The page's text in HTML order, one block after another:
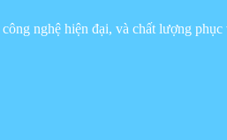
nghệ hiện đại, và chất lượng